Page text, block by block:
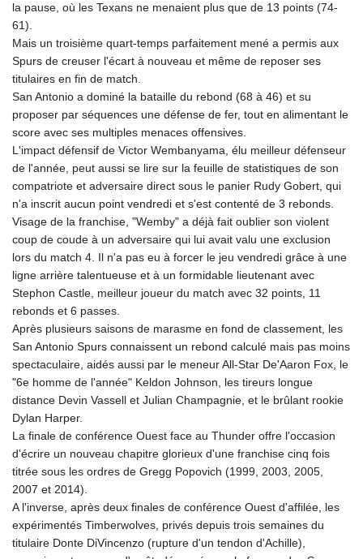
la pause, où les Texans ne menaient plus que de 13 points (74-
61).
Mais un troisième quart-temps parfaitement mené a permis aux
Spurs de creuser l'écart à nouveau et même de reposer ses
titulaires en fin de match.
San Antonio a dominé la bataille du rebond (68 à 46) et su
proposer par séquences une défense de fer, tout en alimentant le
score avec ses multiples menaces offensives.
L'impact défensif de Victor Wembanyama, élu meilleur défenseur
de l'année, peut aussi se lire sur la feuille de statistiques de son
compatriote et adversaire direct sous le panier Rudy Gobert, qui
n'a inscrit aucun point vendredi et s'est contenté de 3 rebonds.
Visage de la franchise, "Wemby" a déjà fait oublier son violent
coup de coude à un adversaire qui lui avait valu une exclusion
lors du match 4. Il n'a pas eu à forcer le jeu vendredi grâce à une
ligne arrière talentueuse et à un formidable lieutenant avec
Stephon Castle, meilleur joueur du match avec 32 points, 11
rebonds et 6 passes.
Après plusieurs saisons de marasme en fond de classement, les
San Antonio Spurs connaissent un rebond calculé mais pas moins
spectaculaire, aidés aussi par le meneur All-Star De'Aaron Fox, le
"6e homme de l'année" Keldon Johnson, les tireurs longue
distance Devin Vassell et Julian Champagnie, et le brûlant rookie
Dylan Harper.
La finale de conférence Ouest face au Thunder offre l'occasion
d'écrire un nouveau chapitre glorieux d'une franchise cinq fois
titrée sous les ordres de Gregg Popovich (1999, 2003, 2005,
2007 et 2014).
A l'inverse, après deux finales de conférence Ouest d'affilée, les
expérimentés Timberwolves, privés depuis trois semaines du
titulaire Donte DiVincenzo (rupture d'un tendon d'Achille),